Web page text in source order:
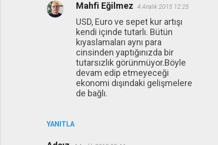
YANITLA
Mahfi Eğilmez 4 Aralık 2015 12:25
USD, Euro ve sepet kur artışı
kendi içinde tutarlı. Bütün
kıyaslamaları aynı para
cinsinden yaptığınızda bir
tutarsızlık görünmüyor.Böyle
devam edip etmeyeceği
ekonomi dışındaki gelişmelere
de bağlı.